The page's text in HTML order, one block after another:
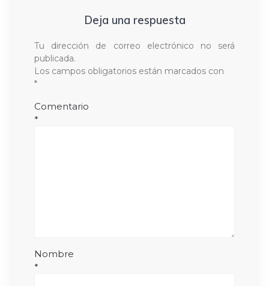
Deja una respuesta
Tu dirección de correo electrónico no será
publicada.
Los campos obligatorios están marcados con
*
Comentario
*
Nombre
*